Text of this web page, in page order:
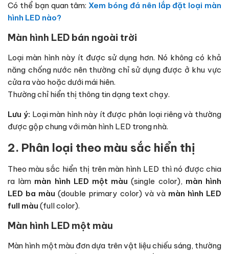
Có thể bạn quan tâm: Xem bóng đá nên lắp đặt loại màn
hình LED nào?
Màn hình LED bán ngoài trời
Loại màn hình này ít được sử dụng hơn. Nó không có khả
năng chống nước nên thường chỉ sử dụng được ở khu vực
cửa ra vào hoặc dưới mái hiên.
Thường chỉ hiển thị thông tin dạng text chạy.
Lưu ý: Loại màn hình này ít được phân loại riêng và thường
được gộp chung với màn hình LED trong nhà.
2. Phân loại theo màu sắc hiển thị
Theo màu sắc hiển thị trên màn hình LED thì nó được chia
ra làm màn hình LED một màu (single color), màn hình
LED ba màu (double primary color) và và màn hình LED
full màu (full color).
Màn hình LED một màu
Màn hình một màu đơn dựa trên vật liệu chiếu sáng, thường